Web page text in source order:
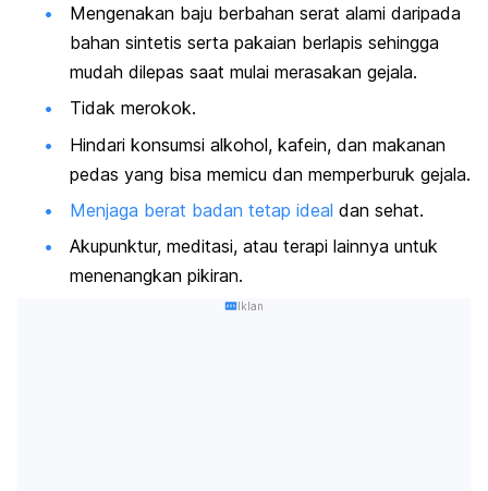
Mengenakan baju berbahan serat alami daripada
bahan sintetis serta pakaian berlapis sehingga
mudah dilepas saat mulai merasakan gejala.
Tidak merokok.
Hindari konsumsi alkohol, kafein, dan makanan
pedas yang bisa memicu dan memperburuk gejala.
Menjaga berat badan tetap ideal dan sehat.
Akupunktur, meditasi, atau terapi lainnya untuk
menenangkan pikiran.
Iklan